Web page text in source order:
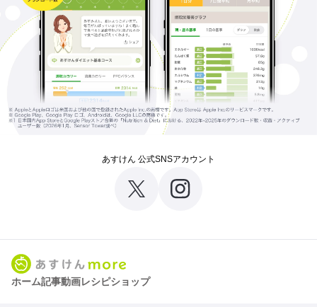
あすけん 公式SNSアカウント
ホーム記事動画レシピショップ